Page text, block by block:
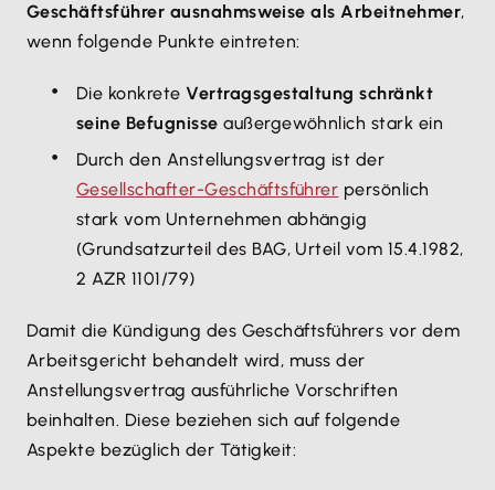
Geschäftsführer ausnahmsweise als Arbeitnehmer,
wenn folgende Punkte eintreten:
Die konkrete Vertragsgestaltung schränkt
seine Befugnisseaußergewöhnlich stark ein
Durch den Anstellungsvertrag ist der
Gesellschafter-Geschäftsführer persönlich
stark vom Unternehmen abhängig
(Grundsatzurteil des BAG, Urteil vom 15.4.1982,
2 AZR 1101/79)
Damit die Kündigung des Geschäftsführers vor dem
Arbeitsgericht behandelt wird, muss der
Anstellungsvertrag ausführliche Vorschriften
beinhalten. Diese beziehen sich auf folgende
Aspekte bezüglich der Tätigkeit: